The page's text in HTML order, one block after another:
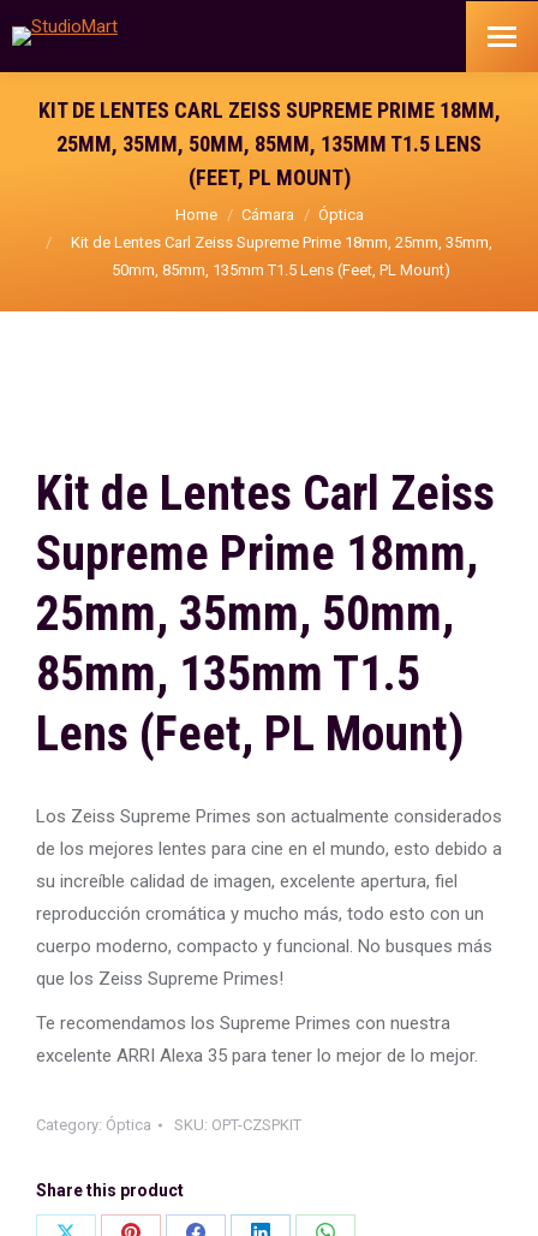
KIT DE LENTES CARL ZEISS SUPREME PRIME 18MM,
25MM, 35MM, 50MM, 85MM, 135MM T1.5 LENS
(FEET, PL MOUNT)
Home Cámara
Óptica
Kit de Lentes Carl Zeiss Supreme Prime 18mm, 25mm, 35mm,
50mm, 85mm, 135mm T1.5 Lens (Feet, PL Mount)
Kit de Lentes Carl Zeiss
Supreme Prime 18mm,
25mm, 35mm, 50mm,
85mm, 135mm T1.5
Lens (Feet, PL Mount)
Los Zeiss Supreme Primes son actualmente considerados
de los mejores lentes para cine en el mundo, esto debido a
su increíble calidad de imagen, excelente apertura, fiel
reproducción cromática y mucho más, todo esto con un
cuerpo moderno, compacto y funcional. No busques más
que los Zeiss Supreme Primes!
Te recomendamos los Supreme Primes con nuestra
excelente ARRI Alexa 35 para tener lo mejor de lo mejor.
Category: Óptica SKU: OPT-CZSPKIT
Share this product